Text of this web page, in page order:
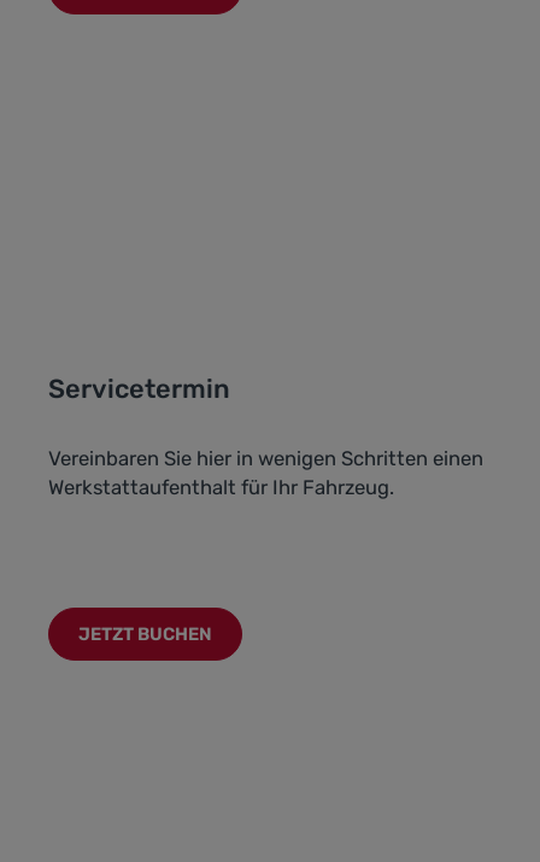
Servicetermin
Vereinbaren Sie hier in wenigen Schritten einen
Werkstattaufenthalt für Ihr Fahrzeug.
JETZT BUCHEN